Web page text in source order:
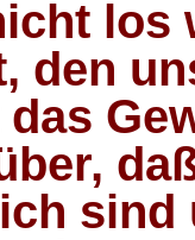
los
den
sind